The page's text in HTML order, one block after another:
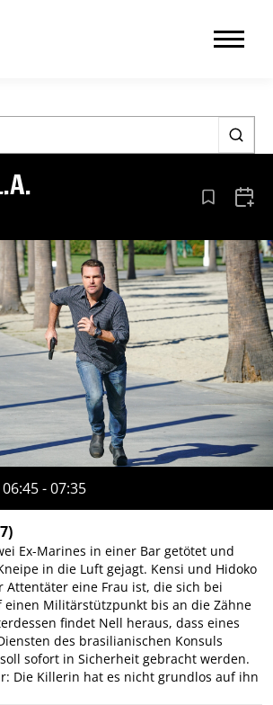
Aus den
- 07:35
Ex-Marines in einer Bar getötet und
in die Luft gejagt. Kensi und Hidoko
Attentäter eine Frau ist, die sich bei
einen Militärstützpunkt bis an die Zähne
findet Nell heraus, dass eines
des brasilianischen Konsuls
sofort in Sicherheit gebracht werden.
Die Killerin hat es nicht grundlos auf ihn